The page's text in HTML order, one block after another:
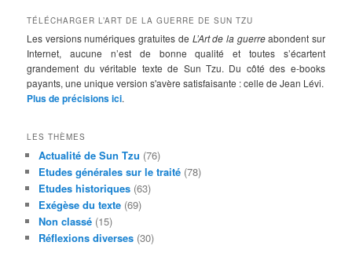
TÉLÉCHARGER L’ART DE LA GUERRE DE SUN TZU
Les versions numériques gratuites de L’Art de la guerreabondent sur
Internet, aucune n’est de bonne qualité et toutes s’écartent
grandement du véritable texte de Sun Tzu. Du côté des e-books
payants, une unique version s'avère satisfaisante : celle de Jean Lévi.
Plus de précisions ici.
LES THÈMES
Actualité de Sun Tzu (76)
Etudes générales sur le traité (78)
Etudes historiques (63)
Exégèse du texte (69)
Non classé (15)
Réflexions diverses (30)